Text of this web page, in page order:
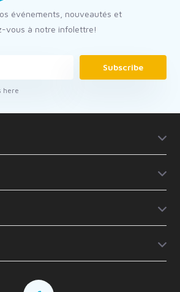
événements, nouveautés et
vous à notre infolettre!
Subscribe
here